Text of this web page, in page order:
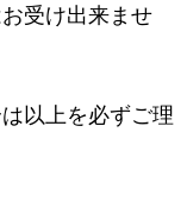
受け出来ませ
以上を必ずご理